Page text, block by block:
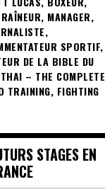
MANAGER,
SPORTIF,
DE LA BIBLE DU
– THE COMPLETE
TRAINING, FIGHTING
STAGES EN